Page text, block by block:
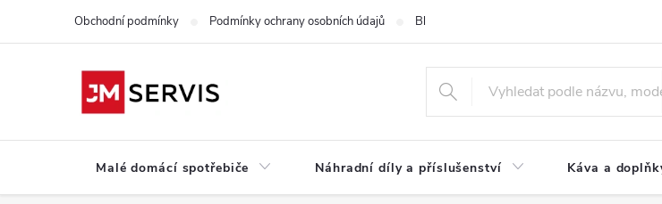
Obchodní podmínky Podmínky ochrany osobních údajů Blog
Malé domácí spotřebiče Náhradní díly a příslušenství Káva a